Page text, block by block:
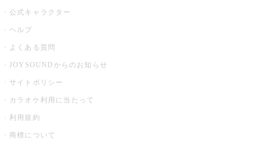
公式キャラクター
ヘルプ
よくある質問
JOYSOUNDからのお知らせ
サイトポリシー
カラオケ利用に当たって
利用規約
商標について